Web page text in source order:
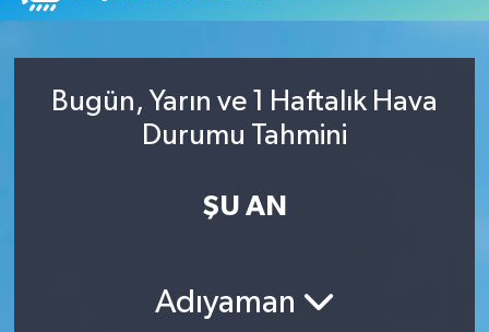
Bugün, Yarın ve 1 Haftalık Hava
Durumu Tahmini
ŞU AN
Adıyaman
Politika
Tüm Manşetler